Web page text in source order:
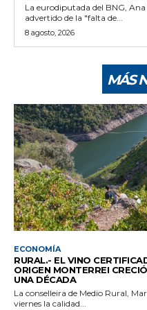
La eurodiputada del BNG,
advertido de la "falta de...
8 agosto, 2026
MÁS
ECONOMÍA
RURAL.- EL VINO
ORIGEN MONTERREI
UNA DÉCADA
La conselleira de Medio Rural,
viernes la calidad...